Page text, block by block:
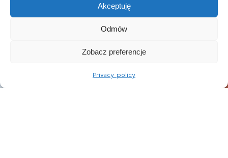
Akceptuję
Odmów
Zobacz preferencje
Privacy policy